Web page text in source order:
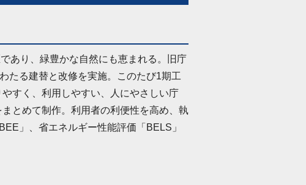
あり、緑豊かな自然にも恵まれる。旧庁
たる建替と改修を実施。このたび1期工
すく、利用しやすい、人にやさしい庁
とめて制作。利用者の利便性を高め、執
」、省エネルギー性能評価「BELS」